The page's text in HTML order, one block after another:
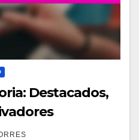
Destacados,